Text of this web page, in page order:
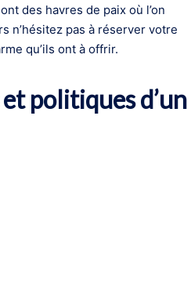
des havres de paix où l’on
n’hésitez pas à réserver votre
qu’ils ont à offrir.
politiques d’un